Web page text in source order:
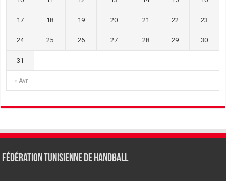
« Avr
17 18 19 20 21 22 23
24 25 26 27 28 29 30
31
Fédération tunisienne de Handball